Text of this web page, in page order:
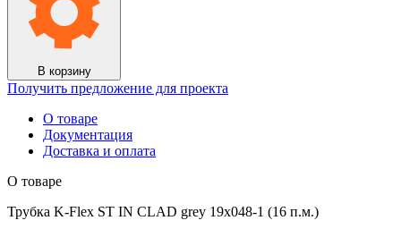
CLAD
(16
В корзину
Получить предложение для проекта
О товаре
Документация
Доставка и оплата
О товаре
Трубка K-Flex ST IN CLAD grey 19х048-1 (16 п.м.)